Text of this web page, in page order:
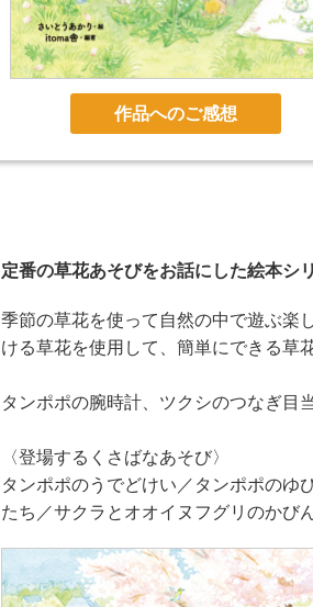
作品へのご感想
定番の草花あそびをお話にした絵本シ
季節の草花を使って自然の中で遊ぶ楽
ける草花を使用して、簡単にできる草
タンポポの腕時計、ツクシのつなぎ目
〈登場するくさばなあそび〉
タンポポのうでどけい／タンポポの
たち／サクラとオオイヌフグリのか